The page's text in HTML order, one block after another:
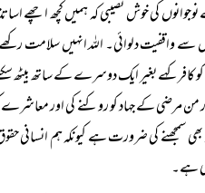
کی خوش نصیبی کہ ہمیں کچھ اچھے
واقفیت دلوائی۔ اللہ انہیں سلامت
کہے بغیر ایک دوسرے کے ساتھ بیٹھ
من مرضی کے جہاد کو روکنے کی اور
سمجھنے کی ضرورت ہے کیونکہ ہم
ہے۔